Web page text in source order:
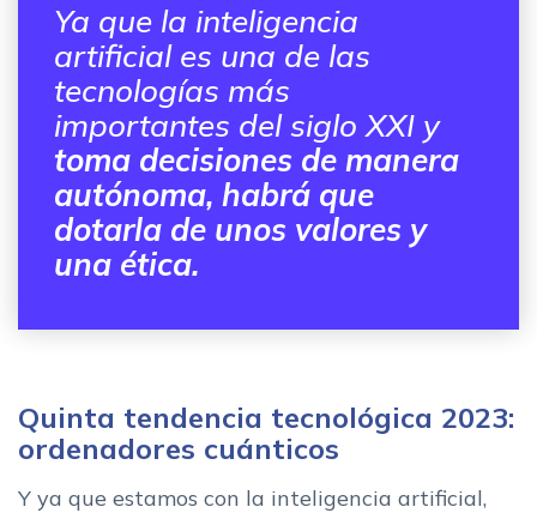
Ya que la inteligencia
artificial es una de las
tecnologías más
importantes del siglo XXI y
toma decisiones de manera
autónoma, habrá que
dotarla de unos valores y
una ética.
Quinta tendencia tecnológica 2023:
ordenadores cuánticos
Y ya que estamos con la inteligencia artificial,